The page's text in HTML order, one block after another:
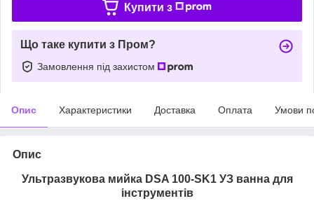
Купити з
Що таке купити з Пром?
Замовлення під захистом
Опис Характеристики Доставка Оплата Умови
Опис
Ультразвукова мийка DSA 100-SK1 УЗ ванна для
інструментів